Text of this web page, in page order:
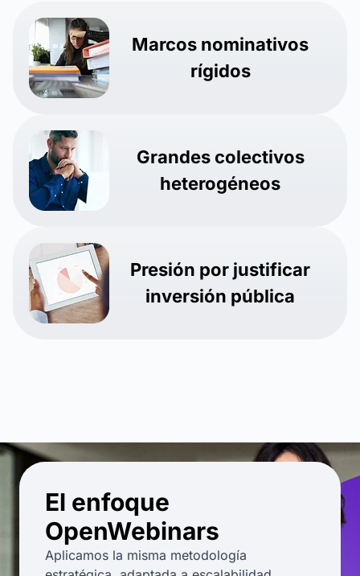
Marcos nominativos
rígidos
Grandes colectivos
heterogéneos
Presión por justificar
inversión pública
El enfoque
OpenWebinars
Aplicamos la misma metodología